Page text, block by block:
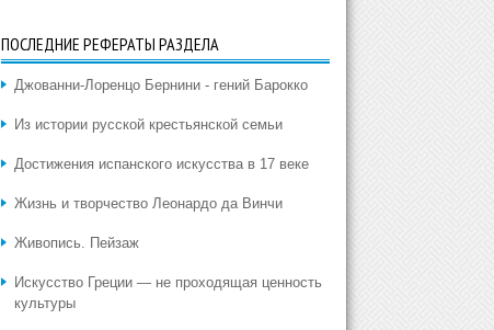
ПОСЛЕДНИЕ РЕФЕРАТЫ РАЗДЕЛА
Джованни-Лоренцо Бернини - гений Барокко
Из истории русской крестьянской семьи
Достижения испанского искусства в 17 веке
Жизнь и творчество Леонардо да Винчи
Живопись. Пейзаж
Искусство Греции — не проходящая ценность
культуры